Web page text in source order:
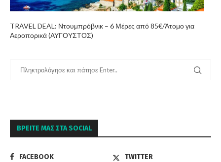
TRAVEL DEAL: Ντουμπρόβνικ – 6 Μέρες από 85€/Άτομο για
Αεροπορικά (ΑΥΓΟΥΣΤΟΣ)
ΒΡΕΊΤΕ ΜΑΣ ΣΤΑ SOCIAL
FACEBOOK
TWITTER